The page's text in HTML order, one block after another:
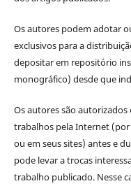
Os autores podem adotar
exclusivos para a
depositar em repositório
monográfico) desde que
Os autores são
trabalhos pela Internet
ou em seus sites) antes e
pode levar a trocas
trabalho publicado. Nesse